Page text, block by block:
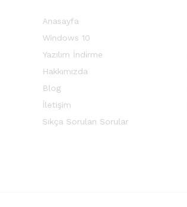
Anasayfa
Windows 10
Yazılım İndirme
Hakkımızda
Blog
İletişim
Sıkça Sorulan Sorular